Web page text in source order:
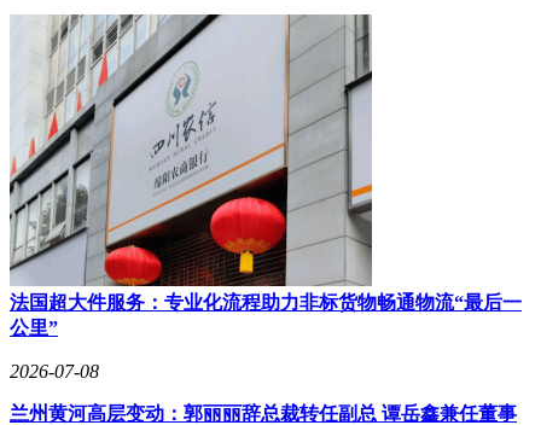
数据传输通道，形成"太空通信+地面AI"的完整生态链。
FCC的审批进程将成为决定这个宏伟计划能否实施的关键因
素。与此同时，SpaceX的星舰发射能力正在快速成熟，若申
请获得批准，其每年发射数千颗卫星的产能将为第三代星座的
部署提供工程保障。这个将改变人类通信方式的计划，正等待
监管部门的最终裁决。
法国超大件服务：专业化流程助力非标货物畅通物流“最后一
公里”
2026-07-08
兰州黄河高层变动：郭丽丽辞总裁转任副总 谭岳鑫兼任董事